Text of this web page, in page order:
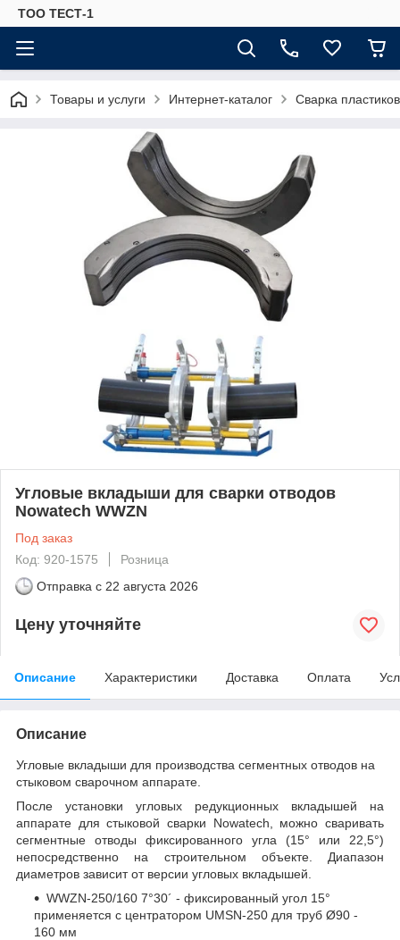
ТОО ТЕСТ-1
Товары и услуги Интернет-каталог Сварка
Угловые вкладыши для сварки отводов
Nowatech WWZN
Под заказ
Код: 920-1575
Розница
Отправка с 22 августа 2026
Цену уточняйте
Описание Характеристики Доставка Оплата
Описание
Угловые вкладыши для производства сегментных отводов на
стыковом сварочном аппарате.
После установки угловых редукционных вкладышей на
аппарате для стыковой сварки Nowatech, можно сваривать
сегментные отводы фиксированного угла (15° или 22,5°)
непосредственно на строительном объекте. Диапазон
диаметров зависит от версии угловых вкладышей.
WWZN-250/160 7°30´ - фиксированный угол 15°
применяется с центратором UMSN-250 для труб Ø90 -
160 мм